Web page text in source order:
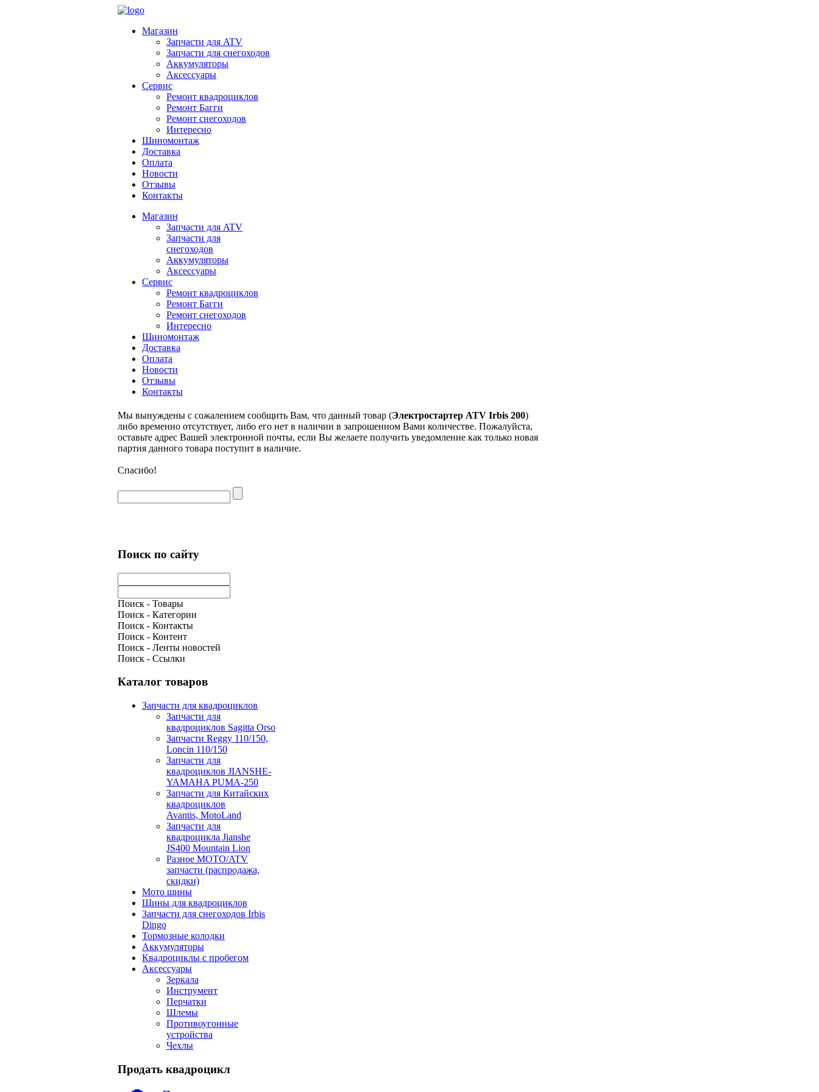
Магазин
Запчасти для ATV
Запчасти для снегоходов
Аккумуляторы
Аксессуары
Сервис
Ремонт квадроциклов
Ремонт Багги
Ремонт снегоходов
Интересно
Шиномонтаж
Доставка
Оплата
Новости
Отзывы
Контакты
Магазин
Запчасти для ATV
Запчасти для
снегоходов
Аккумуляторы
Аксессуары
Сервис
Ремонт квадроциклов
Ремонт Багги
Ремонт снегоходов
Интересно
Шиномонтаж
Доставка
Оплата
Новости
Отзывы
Контакты
Мы вынуждены с сожалением сообщить Вам, что данный товар (Электростартер ATV Irbis 200)
либо временно отсутствует, либо его нет в наличии в запрошенном Вами количестве. Пожалуйста,
оставьте адрес Вашей электронной почты, если Вы желаете получить уведомление как только новая
партия данного товара поступит в наличие.
Спасибо!
Поиск по сайту
Поиск - Товары
Поиск - Категории
Поиск - Контакты
Поиск - Контент
Поиск - Ленты новостей
Поиск - Ссылки
Каталог товаров
Запчасти для квадроциклов
Запчасти для
квадроциклов Sagitta Orso
Запчасти Reggy 110/150,
Loncin 110/150
Запчасти для
квадроциклов JIANSHE-
YAMAHA PUMA-250
Запчасти для Китайских
квадроциклов
Avantis, MotoLand
Запчасти для
квадроцикла Jianshe
JS400 Mountain Lion
Разное МОТО/ATV
запчасти (распродажа,
скидки)
Мото шины
Шины для квадроциклов
Запчасти для снегоходов Irbis
Dingo
Тормозные колодки
Аккумуляторы
Квадроциклы с пробегом
Аксессуары
Зеркала
Инструмент
Перчатки
Шлемы
Противоугонные
устройства
Чехлы
Продать квадроцикл